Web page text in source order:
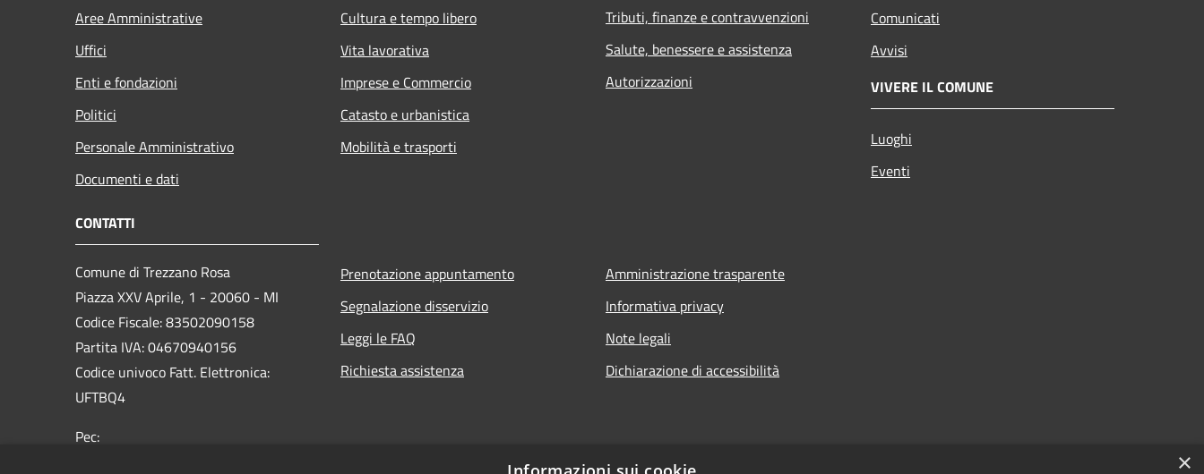
Aree Amministrative
Uffici
Enti e fondazioni
Politici
Personale Amministrativo
Documenti e dati
Cultura e tempo libero
Vita lavorativa
Imprese e Commercio
Catasto e urbanistica
Mobilità e trasporti
Tributi, finanze e contravvenzioni
Salute, benessere e assistenza
Autorizzazioni
Comunicati
Avvisi
VIVERE IL COMUNE
Luoghi
Eventi
CONTATTI
Comune di Trezzano Rosa
Piazza XXV Aprile, 1 - 20060 - MI
Codice Fiscale: 83502090158
Partita IVA: 04670940156
Codice univoco Fatt. Elettronica:
UFTBQ4
Pec:
Prenotazione appuntamento
Segnalazione disservizio
Leggi le FAQ
Richiesta assistenza
Amministrazione trasparente
Informativa privacy
Note legali
Dichiarazione di accessibilità
×